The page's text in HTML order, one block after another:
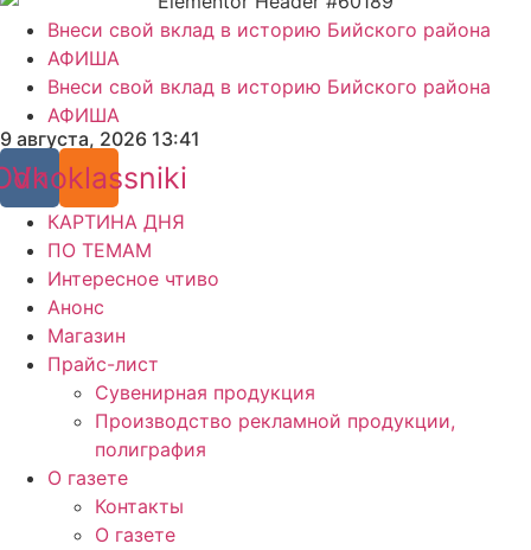
Внеси свой вклад в историю Бийского района
АФИША
Внеси свой вклад в историю Бийского района
АФИША
9 августа, 2026 13:41
Vk
КАРТИНА ДНЯ
ПО ТЕМАМ
Интересное чтиво
Анонс
Магазин
Прайс-лист
Сувенирная продукция
Производство рекламной продукции,
полиграфия
О газете
Контакты
О газете